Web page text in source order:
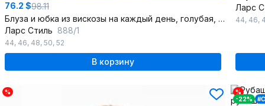
76.2 $98.11
Блуза и юбка из вискозы на каждый день, голубая, прилегающий силуэт
Ларс Стиль 888/1
44, 46, 48, 50, 52
В корзину
Ларс
44, 46,
%
%
-22%